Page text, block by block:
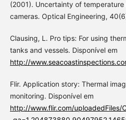
(2001). Uncertainty of
cameras. Optical Engineering,
Clausing, L. Pro tips: For using
tanks and vessels. Disponível em
http://
Flir. Application story: Thermal
monitoring. Disponível em
http://www.flir.com/uploadedFiles/